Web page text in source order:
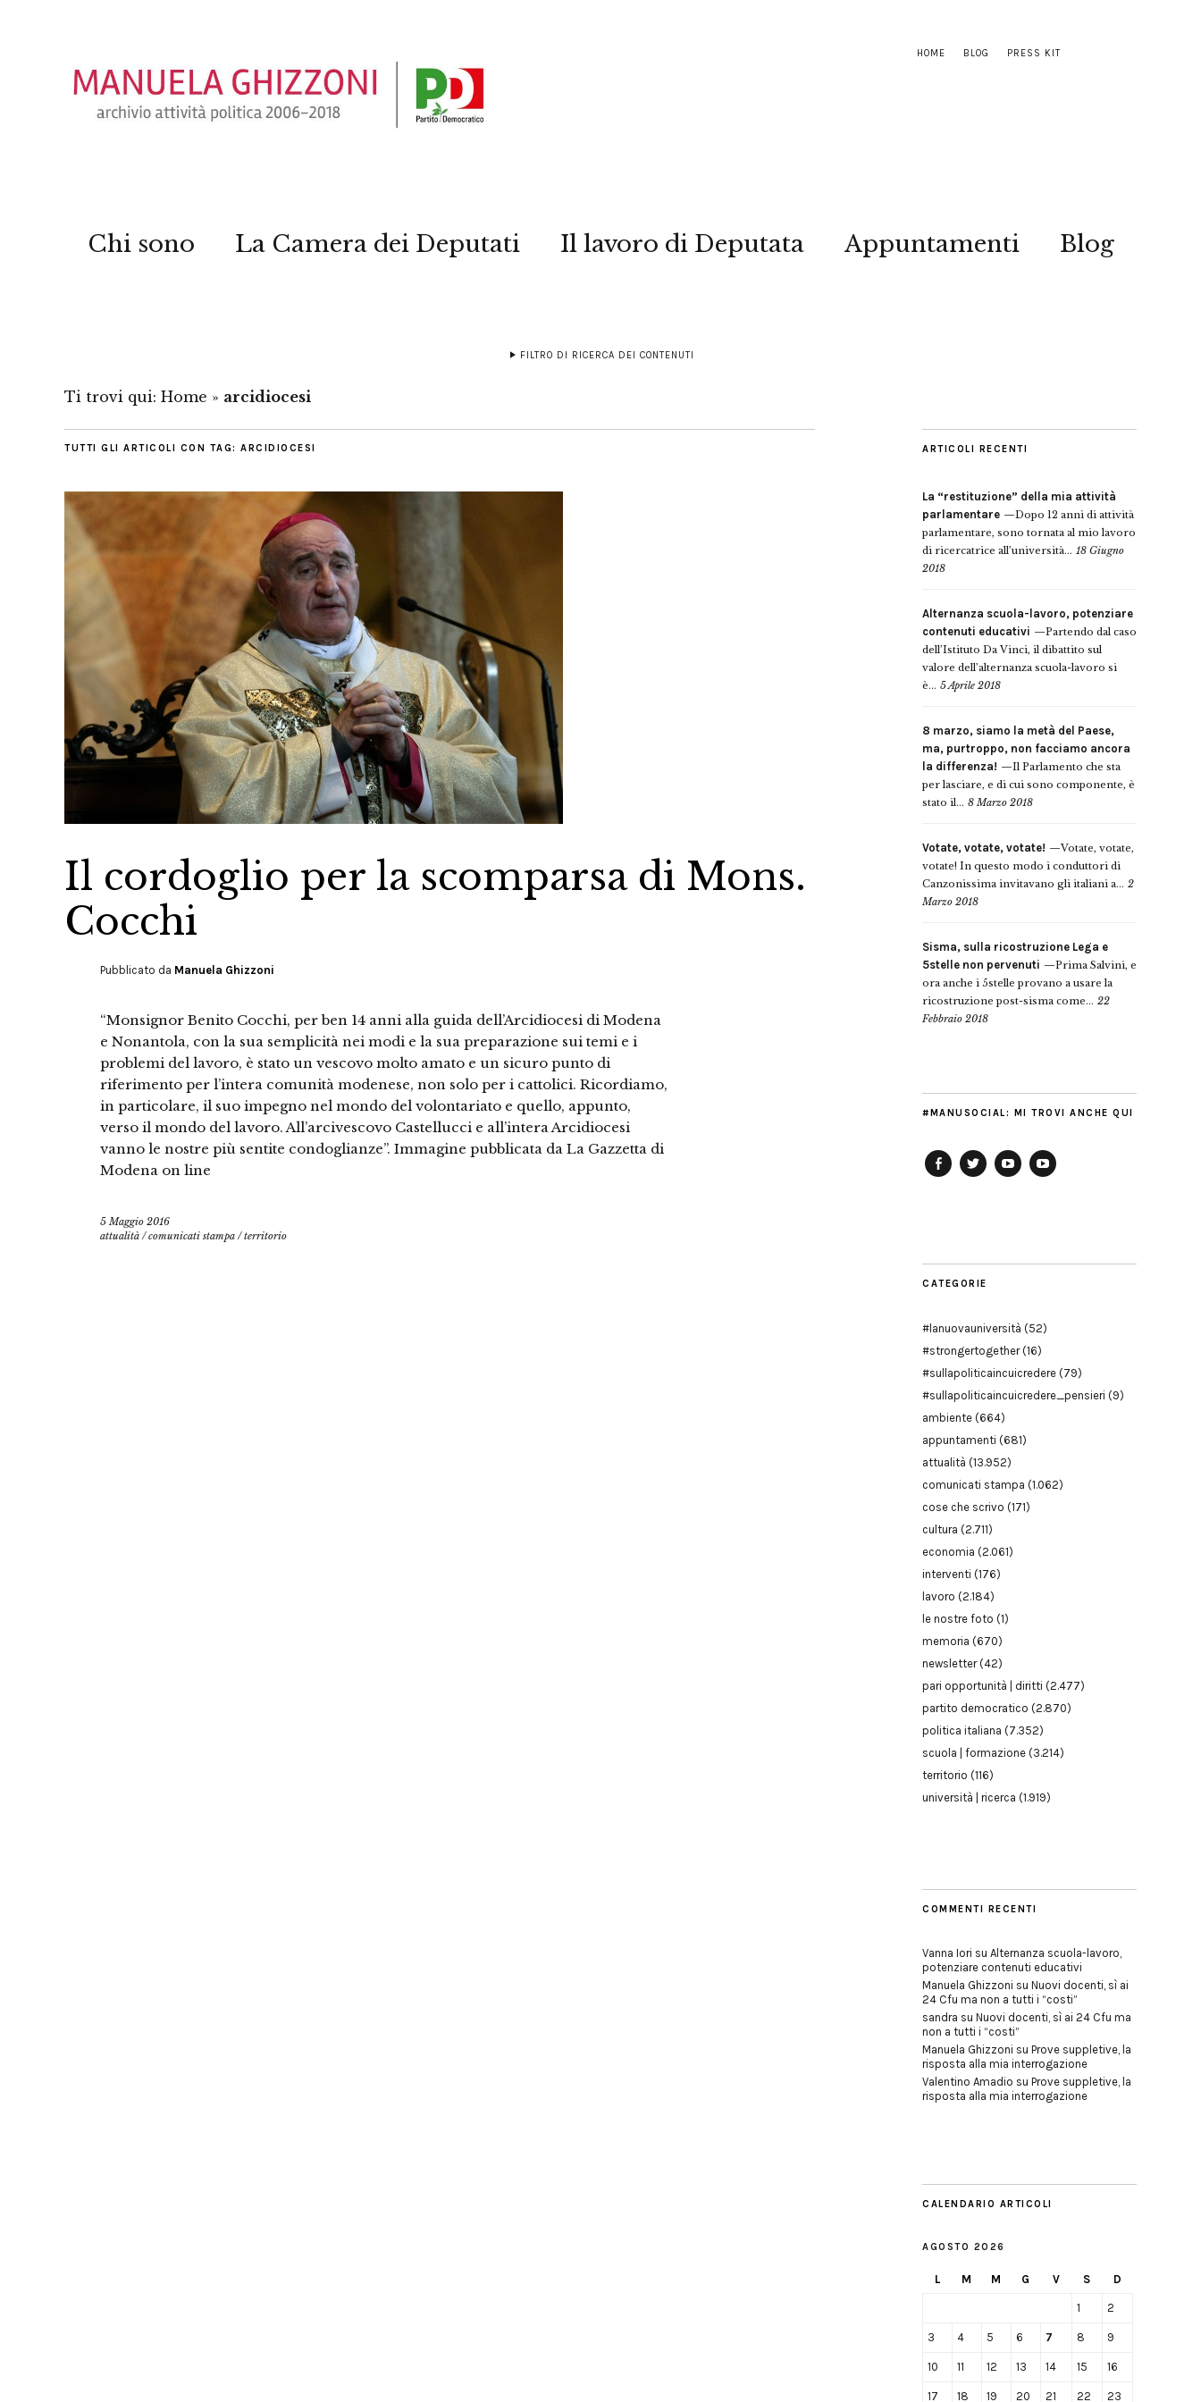
HOME BLOG PRESS KIT
Chi sono La Camera dei Deputati Il lavoro di Deputata Appuntamenti Blog
FILTRO DI RICERCA DEI CONTENUTI
Ti trovi qui: Home » arcidiocesi
TUTTI GLI ARTICOLI CON TAG: ARCIDIOCESI
Il cordoglio per la scomparsa di Mons.
Cocchi
Pubblicato da Manuela Ghizzoni
“Monsignor Benito Cocchi, per ben 14 anni alla guida dell’Arcidiocesi di Modena
e Nonantola, con la sua semplicità nei modi e la sua preparazione sui temi e i
problemi del lavoro, è stato un vescovo molto amato e un sicuro punto di
riferimento per l’intera comunità modenese, non solo per i cattolici. Ricordiamo,
in particolare, il suo impegno nel mondo del volontariato e quello, appunto,
verso il mondo del lavoro. All’arcivescovo Castellucci e all’intera Arcidiocesi
vanno le nostre più sentite condoglianze”. Immagine pubblicata da La Gazzetta di
Modena on line
5 Maggio 2016
attualità /comunicati stampa /territorio
ARTICOLI RECENTI
La “restituzione” della mia attività
parlamentare
Dopo 12 anni di attività
parlamentare, sono tornata al mio lavoro
di ricercatrice all’università... 18 Giugno
2018
Alternanza scuola-lavoro, potenziare
contenuti educativi
Partendo dal caso
dell’Istituto Da Vinci, il dibattito sul
valore dell’alternanza scuola-lavoro si
è... 5 Aprile 2018
8 marzo, siamo la metà del Paese,
ma, purtroppo, non facciamo ancora
la differenza!
Il Parlamento che sta
per lasciare, e di cui sono componente, è
stato il... 8 Marzo 2018
Votate, votate, votate!
Votate, votate,
votate! In questo modo i conduttori di
Canzonissima invitavano gli italiani a... 2
Marzo 2018
Sisma, sulla ricostruzione Lega e
5stelle non pervenuti
Prima Salvini, e
ora anche i 5stelle provano a usare la
ricostruzione post-sisma come... 22
Febbraio 2018
#MANUSOCIAL: MI TROVI ANCHE QUI
CATEGORIE
#lanuovauniversità (52)
#strongertogether(16)
#sullapoliticaincuicredere (79)
#sullapoliticaincuicredere_pensieri (9)
ambiente (664)
appuntamenti (681)
attualità (13.952)
comunicati stampa (1.062)
cose che scrivo (171)
cultura (2.711)
economia (2.061)
interventi (176)
lavoro (2.184)
le nostre foto (1)
memoria (670)
newsletter(42)
pari opportunità | diritti (2.477)
partito democratico (2.870)
politica italiana (7.352)
scuola | formazione (3.214)
territorio (116)
università | ricerca (1.919)
COMMENTI RECENTI
Vanna Iori su Alternanza scuola-lavoro,
potenziare contenuti educativi
Manuela Ghizzoni su Nuovi docenti, sì ai
24 Cfu ma non a tutti i “costi”
sandra su Nuovi docenti, sì ai 24 Cfu ma
non a tutti i “costi”
Manuela Ghizzoni su Prove suppletive, la
risposta alla mia interrogazione
Valentino Amadio su Prove suppletive, la
risposta alla mia interrogazione
CALENDARIO ARTICOLI
AGOSTO 2026
L M M G V S D
1 2
3 4 5 6 7 8 9
10 11 12 13 14 15 16
17 18 19 20 21 22 23